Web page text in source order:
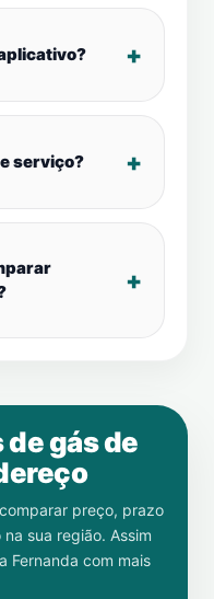
serviço?
gás de
preço, prazo
sua região. Assim
Fernanda com mais